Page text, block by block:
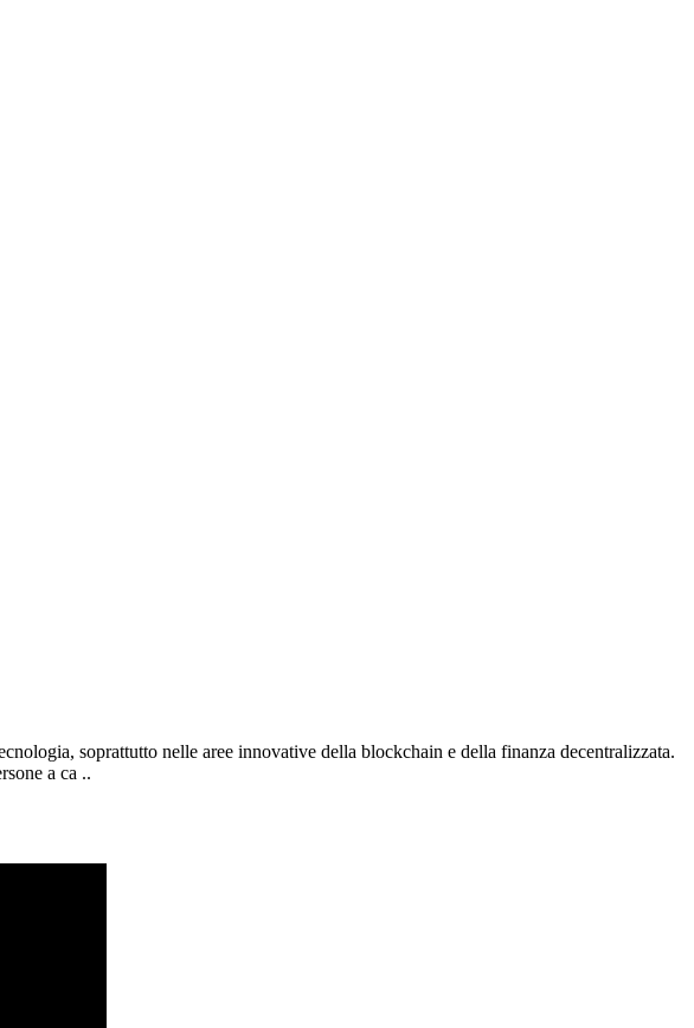
soprattutto nelle aree innovative della blockchain e della finanza decentralizzata.
a ca ..